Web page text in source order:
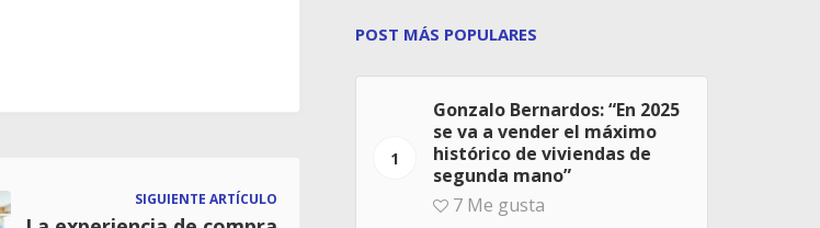
SIGUIENTE ARTÍCULO
POST MÁS POPULARES
1
Gonzalo Bernardos: “En 2025
se va a vender el máximo
histórico de viviendas de
segunda mano”
7 Me gusta